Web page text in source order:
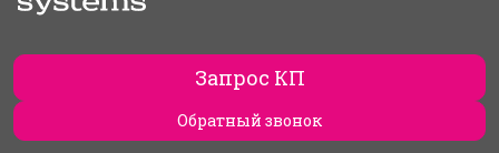
Запрос КП
Обратный звонок